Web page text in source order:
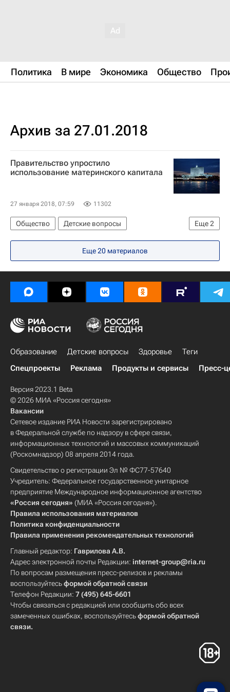
Политика В мире Экономика Общество
Архив за 27.01.2018
Правительство упростило
использование материнского капитала
27 января 2018, 07:59 11302
Еще2
Общество
Детские вопросы
Правительство РФ
Россия
Еще 20 материалов
Образование Детские вопросы Здоровье
Теги
Спецпроекты
Реклама Продукты и сервисы Пресс-
Версия 2023.1 Beta
© 2026 МИА «Россия сегодня»
Вакансии
Сетевое издание РИА Новости зарегистрировано
в Федеральной службе по надзору в сфере связи,
информационных технологий и массовых коммуникаций
(Роскомнадзор) 08 апреля 2014 года.
Свидетельство о регистрации Эл № ФС77-57640
Учредитель: Федеральное государственное унитарное
предприятие Международное информационное агентство
«Россия сегодня» (МИА «Россия сегодня»).
Правила использования материалов
Политика конфиденциальности
Правила применения рекомендательных технологий
Главный редактор: Гаврилова А.В.
Адрес электронной почты Редакции: internet-group@ria.ru
По вопросам размещения пресс-релизов и рекламы
воспользуйтесьформой обратной связи
Телефон Редакции: 7 (495) 645-6601
Чтобы связаться с редакцией или сообщить обо всех
замеченных ошибках, воспользуйтесьформой обратной
связи.